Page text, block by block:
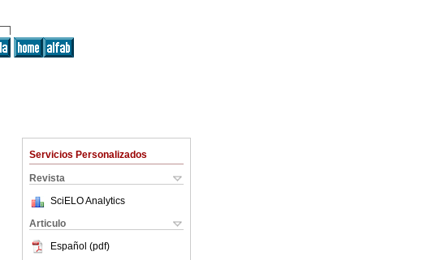
Servicios Personalizados
Revista
SciELO Analytics
Articulo
Español (pdf)